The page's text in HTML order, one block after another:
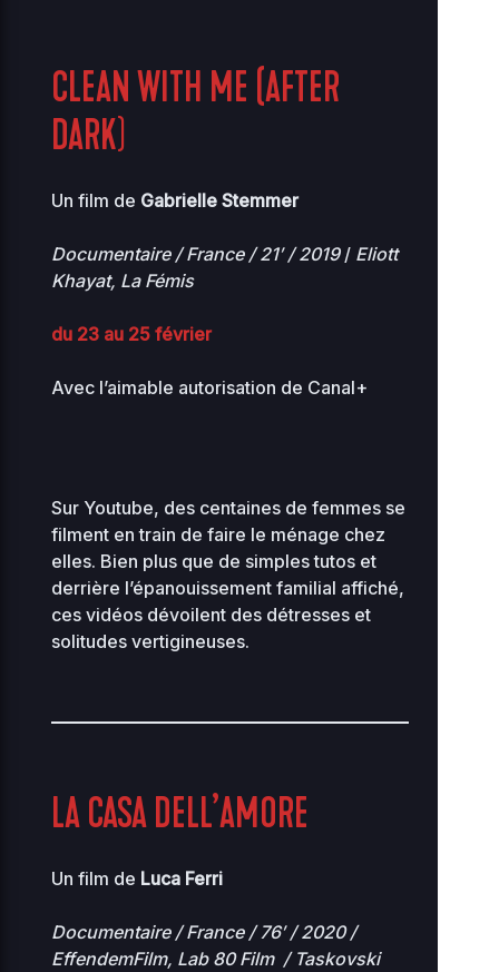
CLEAN WITH ME (AFTER
DARK)
Un film de Gabrielle Stemmer
Documentaire / France / 21′ / 2019 / Eliott
Khayat, La Fémis
du 23 au 25 février
Avec l’aimable autorisation de Canal+
Sur Youtube, des centaines de femmes se
filment en train de faire le ménage chez
elles. Bien plus que de simples tutos et
derrière l’épanouissement familial affiché,
ces vidéos dévoilent des détresses et
solitudes vertigineuses.
LA CASA DELL’AMORE
Un film de Luca Ferri
Documentaire /France / 76′ / 2020 /
EffendemFilm, Lab 80 Film /Taskovski